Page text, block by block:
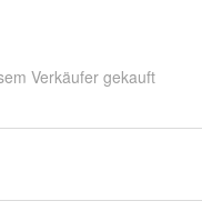
Verkäufer gekauft